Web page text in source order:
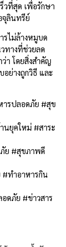
วที่สุด เพื่อรักษา
จุลินทรีย์
รไม่ล้างหมูบด
ทางที่ช่วยลด
ว่า โดยสิ่งสำคัญ
อย่างถูกวิธี และ
รปลอดภัย #สุข
นยุคใหม่ #สาระ
ย #สุขภาพดี
ทำอาหารกิน
ดภัย #ข่าวสาร